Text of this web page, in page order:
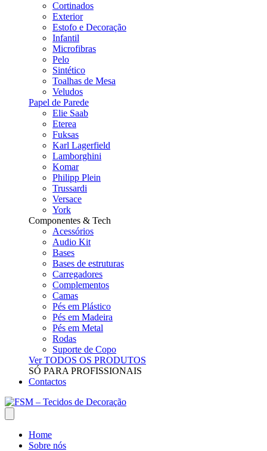
Cortinados
Exterior
Estofo e Decoração
Infantil
Microfibras
Pelo
Sintético
Toalhas de Mesa
Veludos
Papel de Parede
Elie Saab
Eterea
Fuksas
Karl Lagerfield
Lamborghini
Komar
Philipp Plein
Trussardi
Versace
York
Componentes & Tech
Acessórios
Audio Kit
Bases
Bases de estruturas
Carregadores
Complementos
Camas
Pés em Plástico
Pés em Madeira
Pés em Metal
Rodas
Suporte de Copo
Ver TODOS OS PRODUTOS
SÓ PARA PROFISSIONAIS
Contactos
Home
Sobre nós